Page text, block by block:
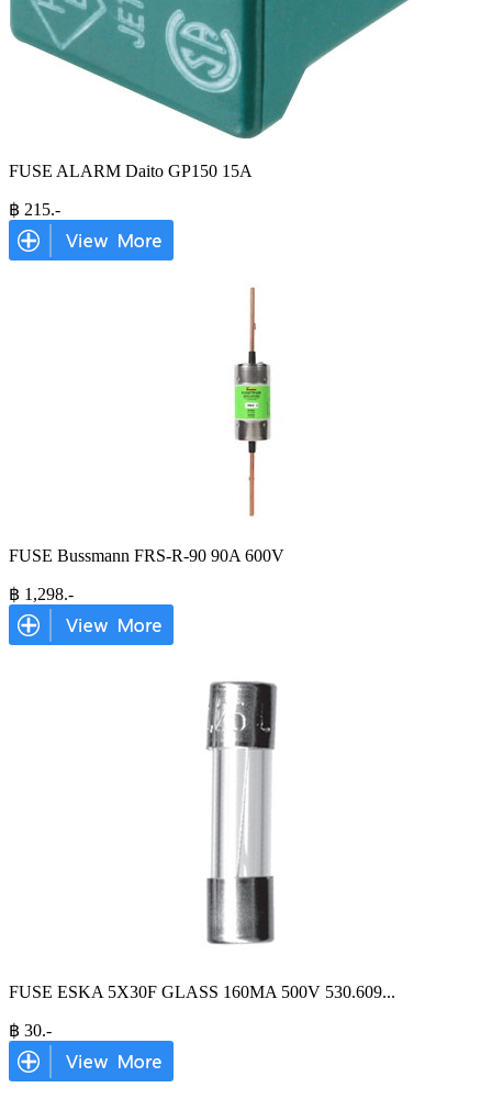
FUSE ALARM Daito GP150 15A
฿ 215.-
FUSE Bussmann FRS-R-90 90A 600V
฿ 1,298.-
FUSE ESKA 5X30F GLASS 160MA 500V 530.609...
฿ 30.-